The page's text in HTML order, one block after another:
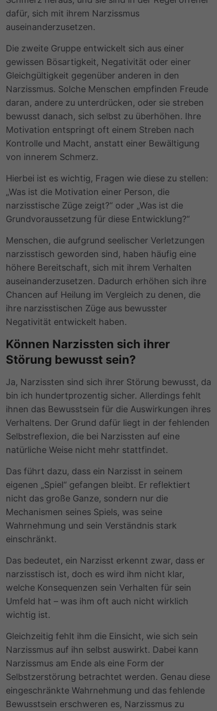
dafür, sich mit ihrem Narzissmus
auseinanderzusetzen.
Die zweite Gruppe entwickelt sich aus einer
gewissen Bösartigkeit, Negativität oder einer
Gleichgültigkeit gegenüber anderen in den
Narzissmus. Solche Menschen empfinden Freude
daran, andere zu unterdrücken, oder sie streben
bewusst danach, sich selbst zu überhöhen. Ihre
Motivation entspringt oft einem Streben nach
Kontrolle und Macht, anstatt einer Bewältigung
von innerem Schmerz.
Hierbei ist es wichtig, Fragen wie diese zu stellen:
„Was ist die Motivation einer Person, die
narzisstische Züge zeigt?“ oder „Was ist die
Grundvoraussetzung für diese Entwicklung?“
Menschen, die aufgrund seelischer Verletzungen
narzisstisch geworden sind, haben häufig eine
höhere Bereitschaft, sich mit ihrem Verhalten
auseinanderzusetzen. Dadurch erhöhen sich ihre
Chancen auf Heilung im Vergleich zu denen, die
ihre narzisstischen Züge aus bewusster
Negativität entwickelt haben.
Können Narzissten sich ihrer
Störung bewusst sein?
Ja, Narzissten sind sich ihrer Störung bewusst, da
bin ich hundertprozentig sicher. Allerdings fehlt
ihnen das Bewusstsein für die Auswirkungen ihres
Verhaltens. Der Grund dafür liegt in der fehlenden
Selbstreflexion, die bei Narzissten auf eine
natürliche Weise nicht mehr stattfindet.
Das führt dazu, dass ein Narzisst in seinem
eigenen „Spiel“ gefangen bleibt. Er reflektiert
nicht das große Ganze, sondern nur die
Mechanismen seines Spiels, was seine
Wahrnehmung und sein Verständnis stark
einschränkt.
Das bedeutet, ein Narzisst erkennt zwar, dass er
narzisstisch ist, doch es wird ihm nicht klar,
welche Konsequenzen sein Verhalten für sein
Umfeld hat – was ihm oft auch nicht wirklich
wichtig ist.
Gleichzeitig fehlt ihm die Einsicht, wie sich sein
Narzissmus auf ihn selbst auswirkt. Dabei kann
Narzissmus am Ende als eine Form der
Selbstzerstörung betrachtet werden. Genau diese
eingeschränkte Wahrnehmung und das fehlende
Bewusstsein erschweren es, Narzissmus zu